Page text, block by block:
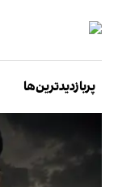
پربازدیدترین‌ها